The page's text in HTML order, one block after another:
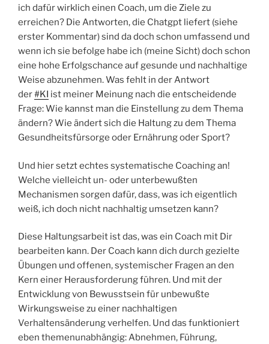
ich dafür wirklich einen Coach, um die Ziele zu
erreichen? Die Antworten, die Chatgpt liefert (siehe
erster Kommentar) sind da doch schon umfassend und
wenn ich sie befolge habe ich (meine Sicht) doch schon
eine hohe Erfolgschance auf gesunde und nachhaltige
Weise abzunehmen. Was fehlt in der Antwort
der#KI ist meiner Meinung nach die entscheidende
Frage: Wie kannst man die Einstellung zu dem Thema
ändern? Wie ändert sich die Haltung zu dem Thema
Gesundheitsfürsorge oder Ernährung oder Sport?
Und hier setzt echtes systematische Coaching an!
Welche vielleicht un- oder unterbewußten
Mechanismen sorgen dafür, dass, was ich eigentlich
weiß, ich doch nicht nachhaltig umsetzen kann?
Diese Haltungsarbeit ist das, was ein Coach mit Dir
bearbeiten kann. Der Coach kann dich durch gezielte
Übungen und offenen, systemischer Fragen an den
Kern einer Herausforderung führen. Und mit der
Entwicklung von Bewusstsein für unbewußte
Wirkungsweise zu einer nachhaltigen
Verhaltensänderung verhelfen. Und das funktioniert
eben themenunabhängig: Abnehmen, Führung,